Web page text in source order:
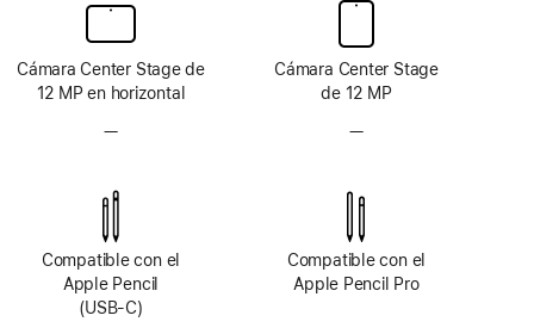
Cámara Center Stage de
12 MP en horizontal
—Sin
cámara
Compatible con el
Apple Pencil
(USB-C)
Cámara Center Stage
de 12 MP
—Sin
cámara
Compatible con el
Apple Pencil Pro